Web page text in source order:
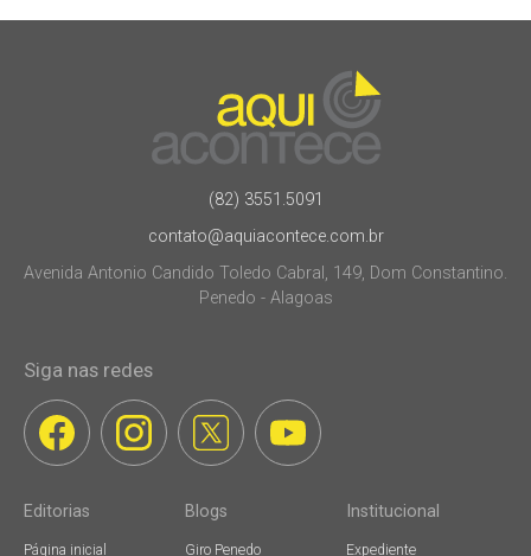
(82) 3551.5091
contato@aquiacontece.com.br
Avenida Antonio Candido Toledo Cabral, 149, Dom Constantino.
Penedo - Alagoas
Siga nas redes
Editorias
Página inicial
Blogs
Giro Penedo
Institucional
Expediente